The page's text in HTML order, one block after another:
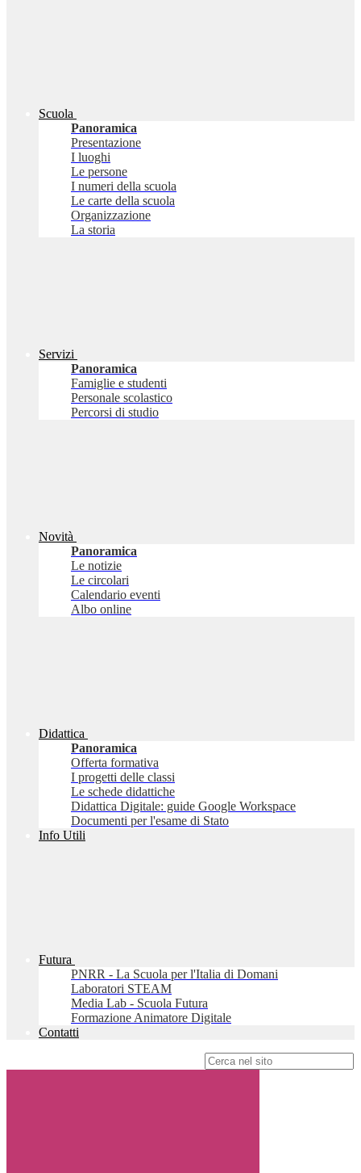
Scuola
Panoramica
Presentazione
I luoghi
Le persone
I numeri della scuola
Le carte della scuola
Organizzazione
La storia
Servizi
Panoramica
Famiglie e studenti
Personale scolastico
Percorsi di studio
Novità
Panoramica
Le notizie
Le circolari
Calendario eventi
Albo online
Didattica
Panoramica
Offerta formativa
I progetti delle classi
Le schede didattiche
Didattica Digitale: guide Google Workspace
Documenti per l'esame di Stato
Info Utili
Futura
PNRR - La Scuola per l'Italia di Domani
Laboratori STEAM
Media Lab - Scuola Futura
Formazione Animatore Digitale
Contatti